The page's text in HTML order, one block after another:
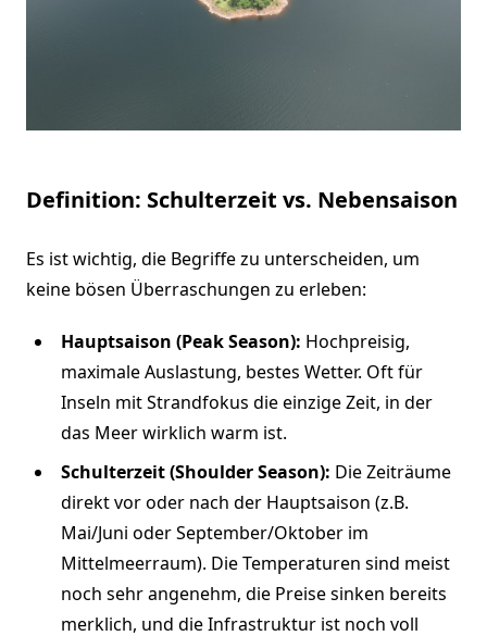
Definition: Schulterzeit vs. Nebensaison
Es ist wichtig, die Begriffe zu unterscheiden, um
keine bösen Überraschungen zu erleben:
Hauptsaison (Peak Season): Hochpreisig,
maximale Auslastung, bestes Wetter. Oft für
Inseln mit Strandfokus die einzige Zeit, in der
das Meer wirklich warm ist.
Schulterzeit (Shoulder Season): Die Zeiträume
direkt vor oder nach der Hauptsaison (z.B.
Mai/Juni oder September/Oktober im
Mittelmeerraum). Die Temperaturen sind meist
noch sehr angenehm, die Preise sinken bereits
merklich, und die Infrastruktur ist noch voll